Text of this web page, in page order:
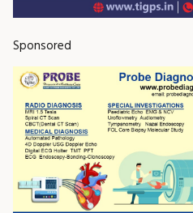
Sponsored